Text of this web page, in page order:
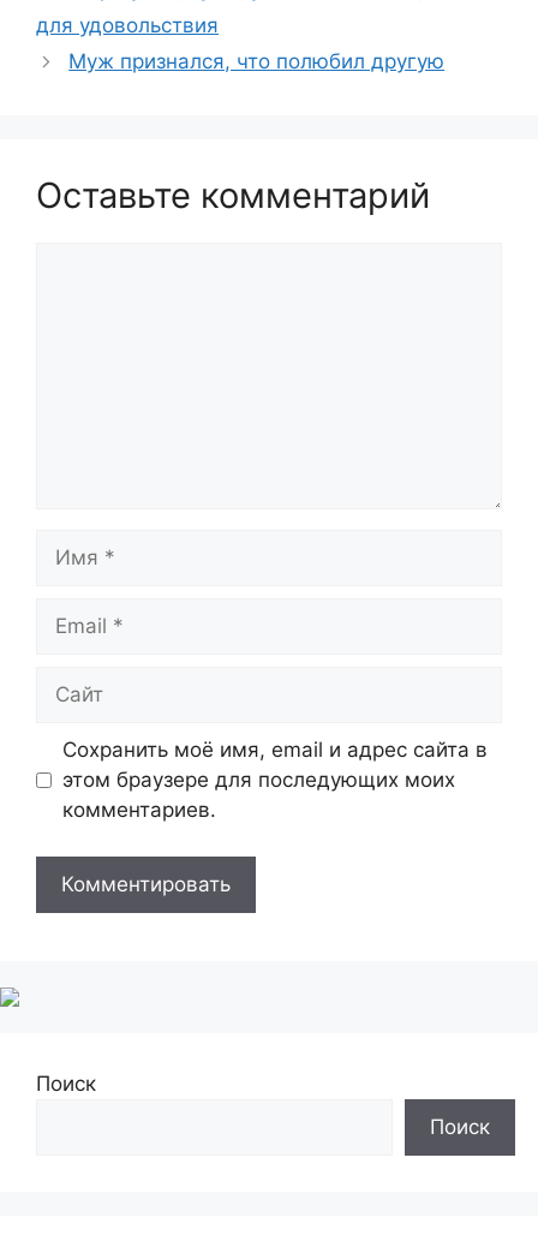
для удовольствия
Муж признался, что полюбил другую
Оставьте комментарий
Имя
Email
Сайт
Сохранить моё имя, email и адрес сайта в
этом браузере для последующих моих
комментариев.
Поиск
Поиск